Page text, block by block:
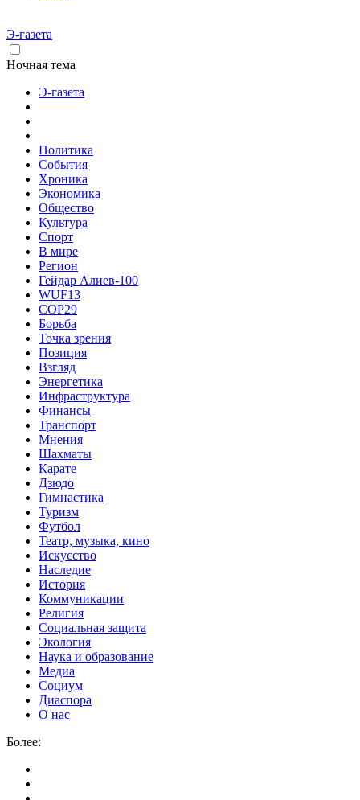
Э-газета
Ночная тема
Э-газета
Политика
События
Хроника
Экономика
Общество
Культура
Спорт
В мире
Регион
Гейдар Алиев-100
WUF13
COP29
Борьба
Точка зрения
Позиция
Взгляд
Энергетика
Инфраструктура
Финансы
Транспорт
Мнения
Шахматы
Карате
Дзюдо
Гимнастика
Туризм
Футбол
Театр, музыка, кино
Искусство
Наследие
История
Коммуникации
Религия
Социальная защита
Экология
Наука и образование
Медиа
Социум
Диаспора
О нас
Более: